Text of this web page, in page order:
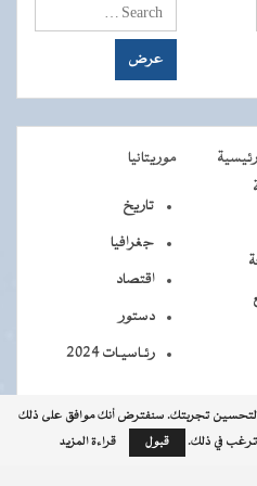
موريتانيا
تاريخ
جغرافيا
اقتصاد
دستور
رئـاسيـات 2024
لتحسين تجربتك. سنفترض أنك موافق على ذلك
ترغب في ذلك.
قبول قراءة المزيد